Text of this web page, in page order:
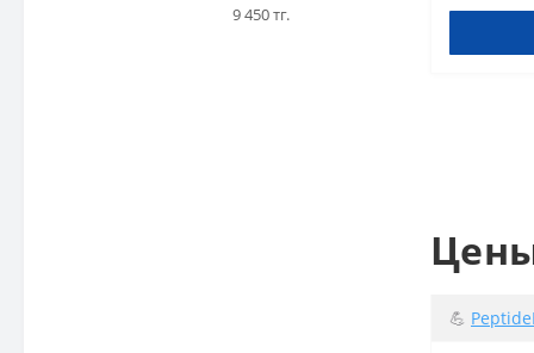
9 450 тг.
💪